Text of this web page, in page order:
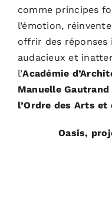
comme principes
l’émotion,
offrir des réponses
audacieux et
l’Académie
Manuelle Gautrand
l’Ordre des Arts et
Oasis,